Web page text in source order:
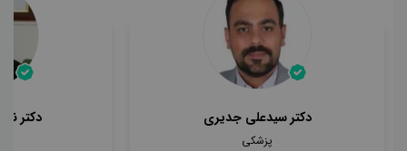
دکتر سیدعلی جدیری
پزشکی
دکتر